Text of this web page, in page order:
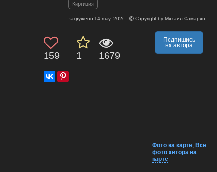
Киргизия
загружено 14 may, 2026 Copyright by Михаил Самарин
159 1 1679
Подпишись
на автора
Фото на карте, Все
фото автора на
карте